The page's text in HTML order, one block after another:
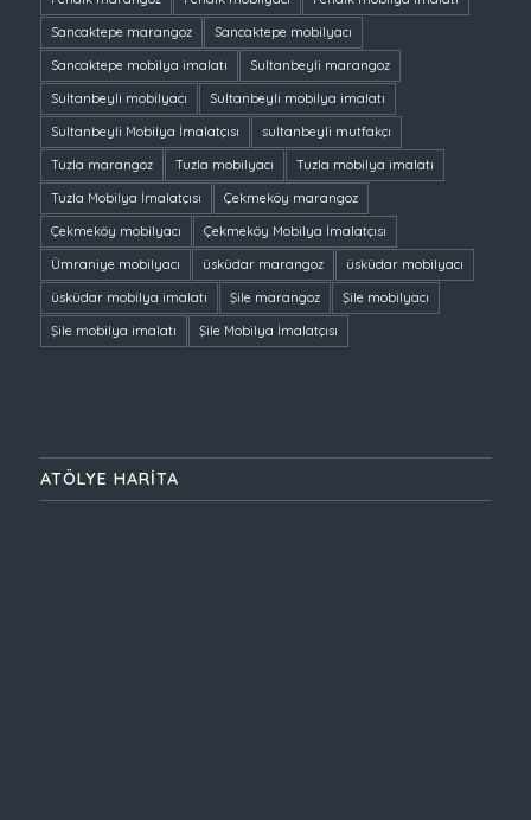
Sancaktepe marangoz
Sancaktepe mobilyacı
Sancaktepe mobilya imalatı
Sultanbeyli marangoz
Sultanbeyli mobilyacı
Sultanbeyli mobilya imalatı
Sultanbeyli Mobilya İmalatçısı
sultanbeyli mutfakçı
Tuzla marangoz
Tuzla mobilyacı
Tuzla mobilya imalatı
Tuzla Mobilya İmalatçısı
Çekmeköy marangoz
Çekmeköy mobilyacı
Çekmeköy Mobilya İmalatçısı
Ümraniye mobilyacı
üsküdar marangoz
üsküdar mobilyacı
üsküdar mobilya imalatı
Şile marangoz
Şile mobilyacı
Şile mobilya imalatı
Şile Mobilya İmalatçısı
ATÖLYE HARİTA